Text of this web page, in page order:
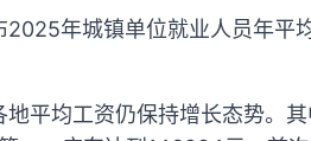
年城镇单位就业人员年平
平均工资仍保持增长态势。